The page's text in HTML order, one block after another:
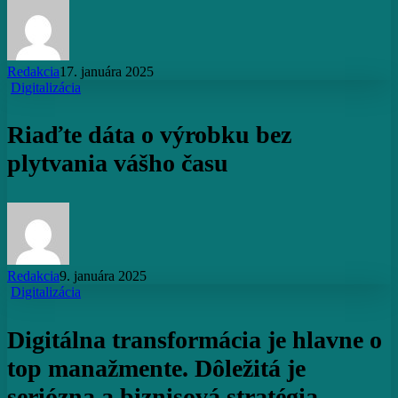
Redakcia17. januára 2025
Digitalizácia
výrobku
plytvania
Riaďte dáta o výrobku bez
plytvania vášho času
Redakcia9. januára 2025
Digitalizácia
hlavne
top
manažmente.
Digitálna transformácia je hlavne o
top manažmente. Dôležitá je